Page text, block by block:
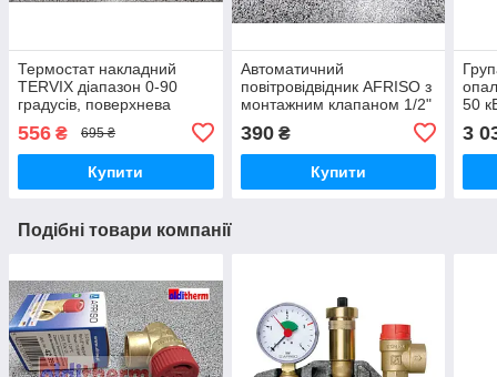
Термостат накладний
TERVIX діапазон 0-90
градусів, поверхнева
556 ₴ 695 ₴
Купити
Автоматичний
повітровідвідник AFRISO з
монтажним клапаном 1/2"
390₴
Купити
50
3
Подібні товари компанії